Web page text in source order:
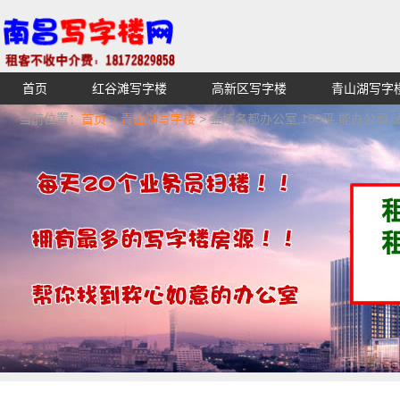
【不收中介费】南昌写字楼出租租赁招租出售,找高端高
湖青云谱写字楼
首页 红谷滩写字楼 高新区写字楼 青山湖写字
当前位置： 首页>青山湖写字楼> 金域名都办公室,100平,能办公司,